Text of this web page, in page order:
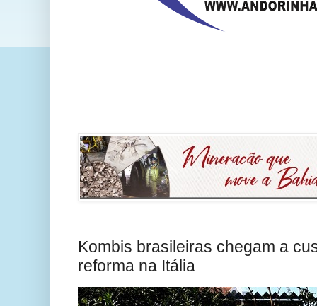
Kombis brasileiras chegam a
reforma na Itália